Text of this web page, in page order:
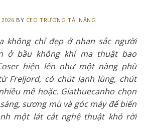
BY CEO TRƯƠNG TÀI NĂNG
không chỉ đẹp ở nhan sắc người
ở bầu không khí ma thuật bao
hiện lên như một nàng phù
Freljord, có chút lạnh lùng, chút
mê hoặc. Giathuecanho chọn
sương mù và góc máy để biến
một lát cắt nghệ thuật khó rời